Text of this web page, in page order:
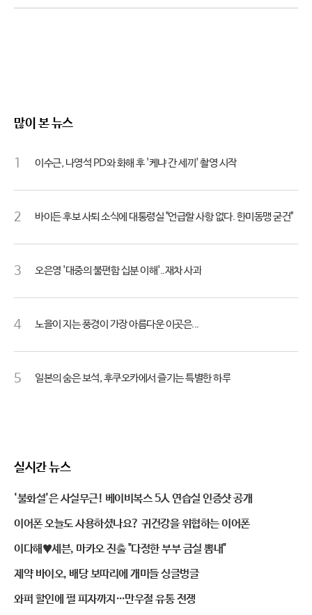
많이 본 뉴스
1 이수근, 나영석 PD와 화해 후 '케냐 간 세끼' 촬영 시작
2 바이든 후보 사퇴 소식에 대통령실 "언급할 사항 없다. 한미동맹 굳건"
3 오은영 '대중의 불편함 십분 이해'..재차 사과
4 노을이 지는 풍경이 가장 아름다운 이곳은...
5 일본의 숨은 보석, 후쿠오카에서 즐기는 특별한 하루
실시간 뉴스
'불화설'은 사실무근! 베이비복스 5人 연습실 인증샷 공개
이어폰 오늘도 사용하셨나요? 귀건강을 위협하는 이어폰
이다해♥세븐, 마카오 진출 "다정한 부부 금실 뽐내"
제약 바이오, 배당 보따리에 개미들 싱글벙글
와퍼 할인에 펄 피자까지…만우절 유통 전쟁